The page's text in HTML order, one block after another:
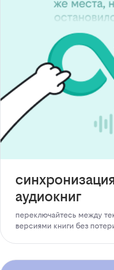
аудиокниг
переключайтесь между
версиями книги без